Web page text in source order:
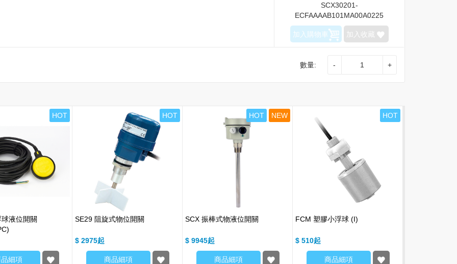
SCX30201-
ECFAAAAB101MA00A0225
加入購物車 加入收藏
數量: - +
HOT
液位開關
細項
HOT
SE29 阻旋式物位開關
$ 2975
商品細項
HOT NEW
SCX 振棒式物液位開關
$ 9945
商品細項
HOT
FCM 塑膠小浮球 (I)
$ 510
商品細項